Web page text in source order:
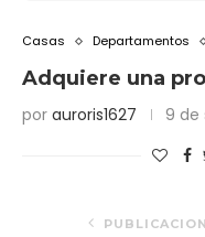
Casas Departamentos
Adquiere una
por auroris1627 9 de